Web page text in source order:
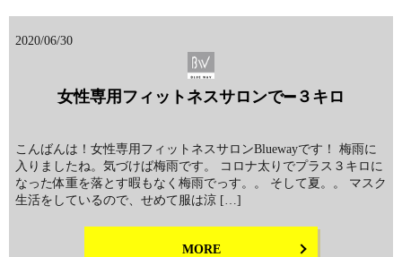
2020/06/30
女性専用フィットネスサロンで➖３キロ
こんばんは！女性専用フィットネスサロンBluewayです！ 梅雨に
入りましたね。気づけば梅雨です。 コロナ太りでプラス３キロに
なった体重を落とす暇もなく梅雨でっす。。 そして夏。。 マスク
生活をしているので、せめて服は涼 […]
MORE